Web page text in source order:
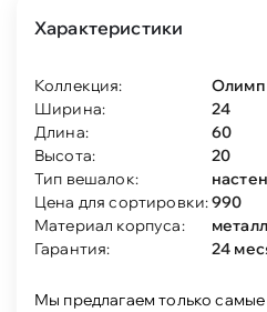
Характеристики
Коллекция:
Олимп
Ширина:
24
Длина:
60
Высота:
20
Тип вешалок:
Цена для сортировки:990
Материал корпуса:
металл
Гарантия:
24
Мы предлагаем только